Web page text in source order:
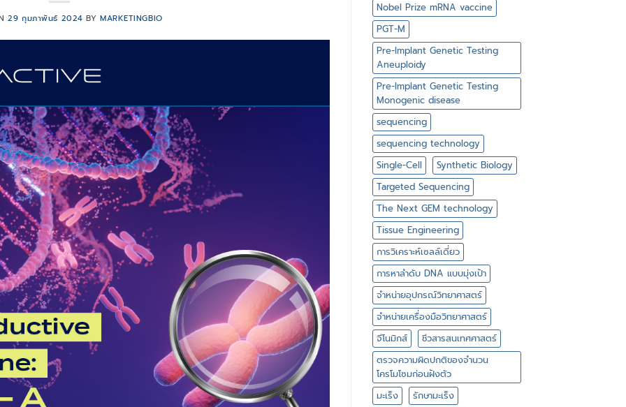
29 กุมภาพันธ์ 2024 BYMARKETINGBIO
Nobel Prize mRNA vaccine
PGT-M
Pre-Implant Genetic Testing
Aneuploidy
Pre-Implant Genetic Testing
Monogenic disease
sequencing
sequencing technology
Single-Cell
Synthetic Biology
Targeted Sequencing
The Next GEM technology
Tissue Engineering
การวิเคราะห์เซลล์เดี่ยว
การหาลำดับ DNA แบบมุ่งเป้า
จำหน่ายอุปกรณ์วิทยาศาสตร์
จำหน่ายเครื่องมือวิทยาศาสตร์
จีโนมิกส์
ชีวสารสนเทศศาสตร์
ตรวจความผิดปกติของจำนวน
โครโมโซมก่อนฝังตัว
มะเร็ง
รักษามะเร็ง